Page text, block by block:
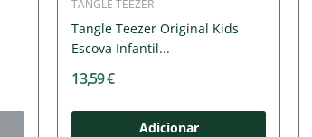
TANGLE TEEZER
Tangle Teezer Original Kids
Escova Infantil...
13,59 €
Adicionar